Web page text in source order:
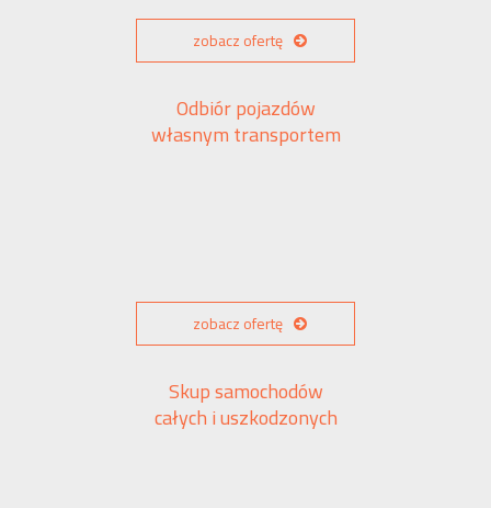
zobacz ofertę
Odbiór pojazdów
własnym transportem
zobacz ofertę
Skup samochodów
całych i uszkodzonych